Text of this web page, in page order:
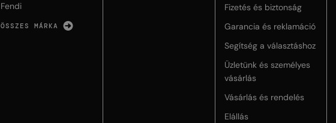
Fendi
ÖSSZES MÁRKA
Fizetés és biztonság
Garancia és reklamáció
Segítség a választáshoz
Üzletünk és személyes
vásárlás
Vásárlás és rendelés
Elállás